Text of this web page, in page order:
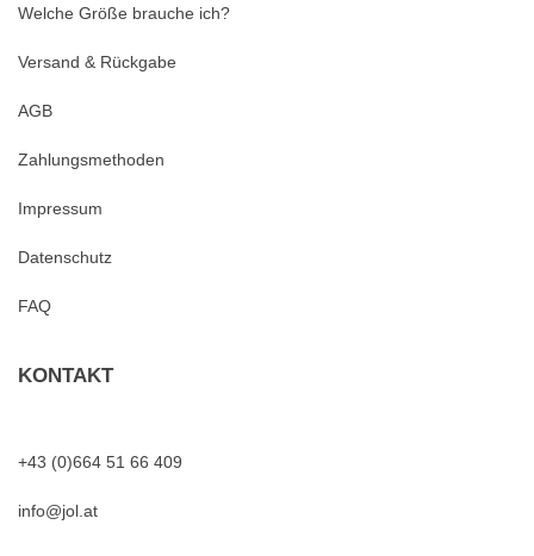
Welche Größe brauche ich?
Versand & Rückgabe
AGB
Zahlungsmethoden
Impressum
Datenschutz
FAQ
KONTAKT
+43 (0)664 51 66 409
info@jol.at